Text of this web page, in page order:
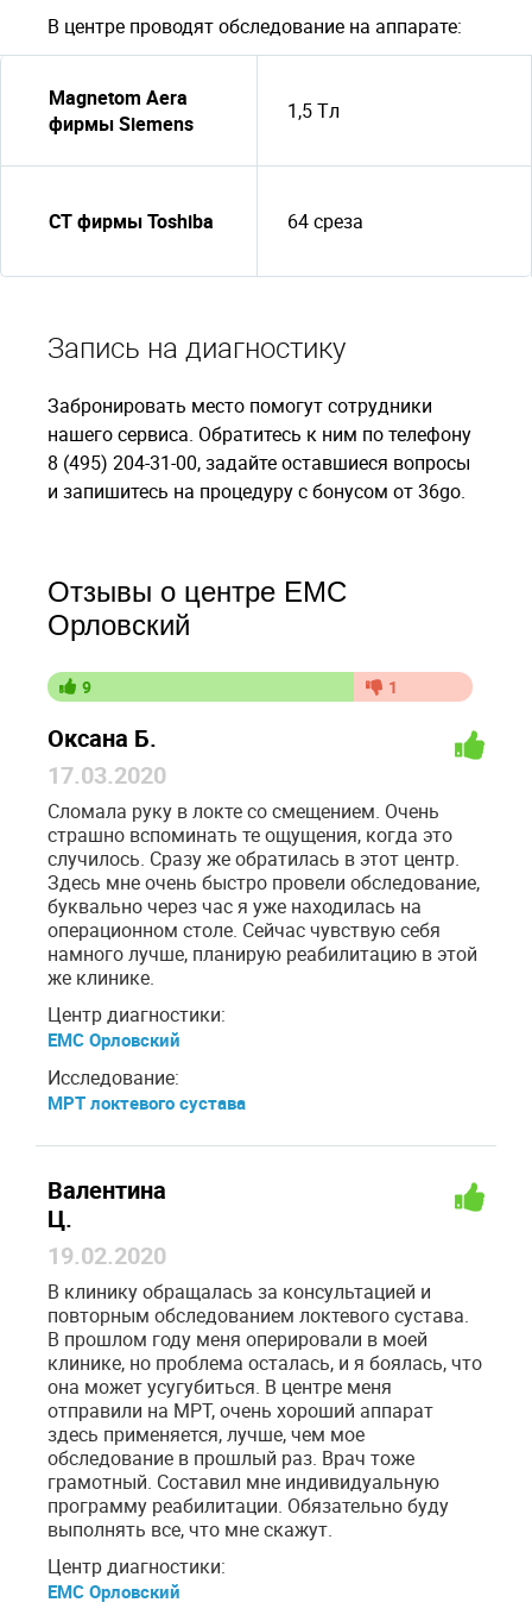
В центре проводят обследование на аппарате:
Magnetom Aera
фирмы Siemens
1,5 Tл
CT фирмы Toshiba 64 среза
Запись на диагностику
Забронировать место помогут сотрудники
нашего сервиса. Обратитесь к ним по телефону
8 (495) 204-31-00, задайте оставшиеся вопросы
и запишитесь на процедуру с бонусом от 36go.
Отзывы о центре ЕМС
Орловский
9 1
Оксана Б.
17.03.2020
Сломала руку в локте со смещением. Очень
страшно вспоминать те ощущения, когда это
случилось. Сразу же обратилась в этот центр.
Здесь мне очень быстро провели обследование,
буквально через час я уже находилась на
операционном столе. Сейчас чувствую себя
намного лучше, планирую реабилитацию в этой
же клинике.
Центр диагностики:
ЕМС Орловский
Исследование:
МРТ локтевого сустава
Валентина
Ц.
19.02.2020
В клинику обращалась за консультацией и
повторным обследованием локтевого сустава.
В прошлом году меня оперировали в моей
клинике, но проблема осталась, и я боялась, что
она может усугубиться. В центре меня
отправили на МРТ, очень хороший аппарат
здесь применяется, лучше, чем мое
обследование в прошлый раз. Врач тоже
грамотный. Составил мне индивидуальную
программу реабилитации. Обязательно буду
выполнять все, что мне скажут.
Центр диагностики:
ЕМС Орловский